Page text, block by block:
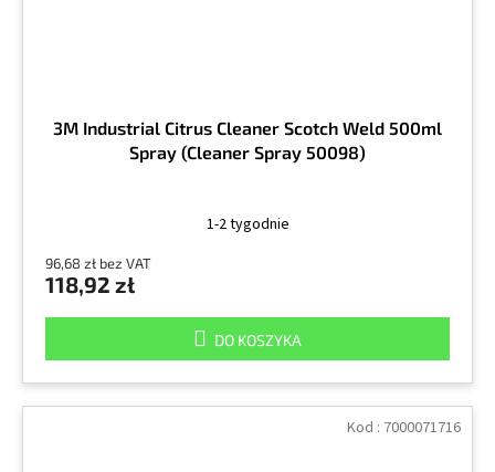
3M Industrial Citrus Cleaner Scotch Weld 500ml
Spray (Cleaner Spray 50098)
1-2 tygodnie
96,68 zł bez VAT
118,92 zł
DO KOSZYKA
Kod : 7000071716